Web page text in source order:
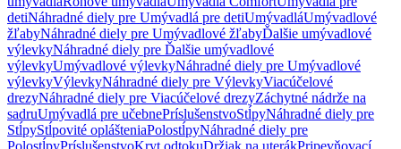
detiNáhradné diely pre Umývadlá pre detiUmývadláUmývadlové
žľabyNáhradné diely pre Umývadlové žľabyĎalšie umývadlové
výlevkyNáhradné diely pre Ďalšie umývadlové
výlevkyUmývadlové výlevkyNáhradné diely pre Umývadlové
výlevkyVýlevkyNáhradné diely pre VýlevkyViacúčelové
drezyNáhradné diely pre Viacúčelové drezyZáchytné nádrže na
sadruUmývadlá pre učebnePríslušenstvoStĺpyNáhradné diely pre
StĺpyStĺpovité oplášteniaPolostĺpyNáhradné diely pre
PolostĺpyPríslušenstvoKryt odtokuDržiak na uterákPripevňovací